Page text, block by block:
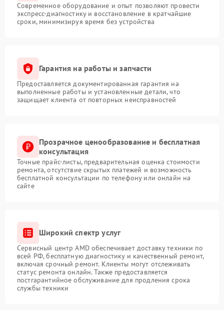
Современное оборудование и опыт позволяют провести
экспресс-диагностику и восстановление в кратчайшие
сроки, минимизируя время без устройства
Гарантия на работы и запчасти
Предоставляется документированная гарантия на
выполненные работы и установленные детали, что
защищает клиента от повторных неисправностей
Прозрачное ценообразование и бесплатная
консультация
Точные прайс-листы, предварительная оценка стоимости
ремонта, отсутствие скрытых платежей и возможность
бесплатной консультации по телефону или онлайн на
сайте
Широкий спектр услуг
Сервисный центр AMD обеспечивает доставку техники по
всей РФ, бесплатную диагностику и качественный ремонт,
включая срочный ремонт. Клиенты могут отслеживать
статус ремонта онлайн. Также предоставляется
постгарантийное обслуживание для продления срока
службы техники